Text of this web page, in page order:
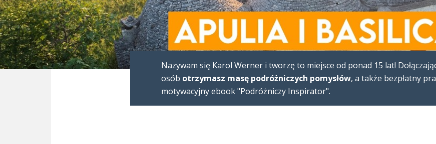
Nazywam się Karol Werner i tworzę to miejsce od ponad 15 lat!
osób otrzymasz masę podróżniczych pomysłów, a także bezpłatny
motywacyjny ebook "Podróżniczy Inspirator".